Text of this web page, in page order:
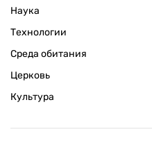
Наука
Технологии
Среда обитания
Церковь
Культура